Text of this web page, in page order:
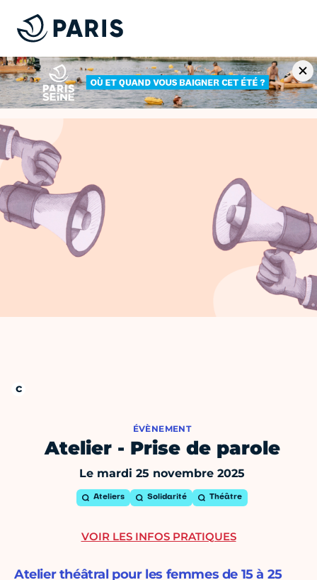
ÉVÈNEMENT
Atelier - Prise de parole
Le mardi 25 novembre 2025
Ateliers Solidarité Théâtre
Atelier théâtral pour les femmes de 15 à 25
VOIR LES INFOS PRATIQUES